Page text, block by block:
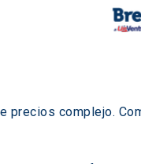
precios complejo.